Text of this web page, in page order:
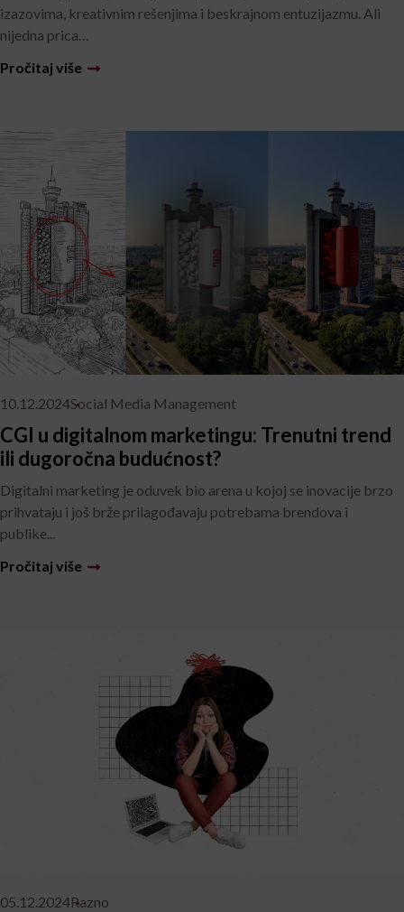
izazovima, kreativnim rešenjima i beskrajnom entuzijazmu. Ali
nijedna prica…
Pročitaj više
10.12.2024Social Media Management
CGI u digitalnom marketingu: Trenutni trend
ili dugoročna budućnost?
Digitalni marketing je oduvek bio arena u kojoj se inovacije brzo
prihvataju i još brže prilagođavaju potrebama brendova i
publike...
Pročitaj više
05.12.2024Razno